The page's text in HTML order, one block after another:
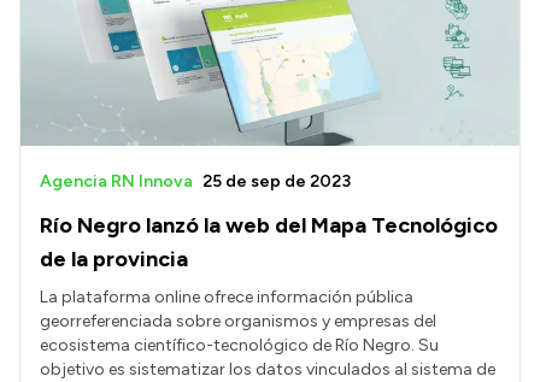
Río Negro lanzó la web del Mapa Tecnológico
de la provincia
Agencia RN Innova 25 de sep de 2023
La plataforma online ofrece información pública
georreferenciada sobre organismos y empresas del
ecosistema científico-tecnológico de Río Negro. Su
objetivo es sistematizar los datos vinculados al sistema de